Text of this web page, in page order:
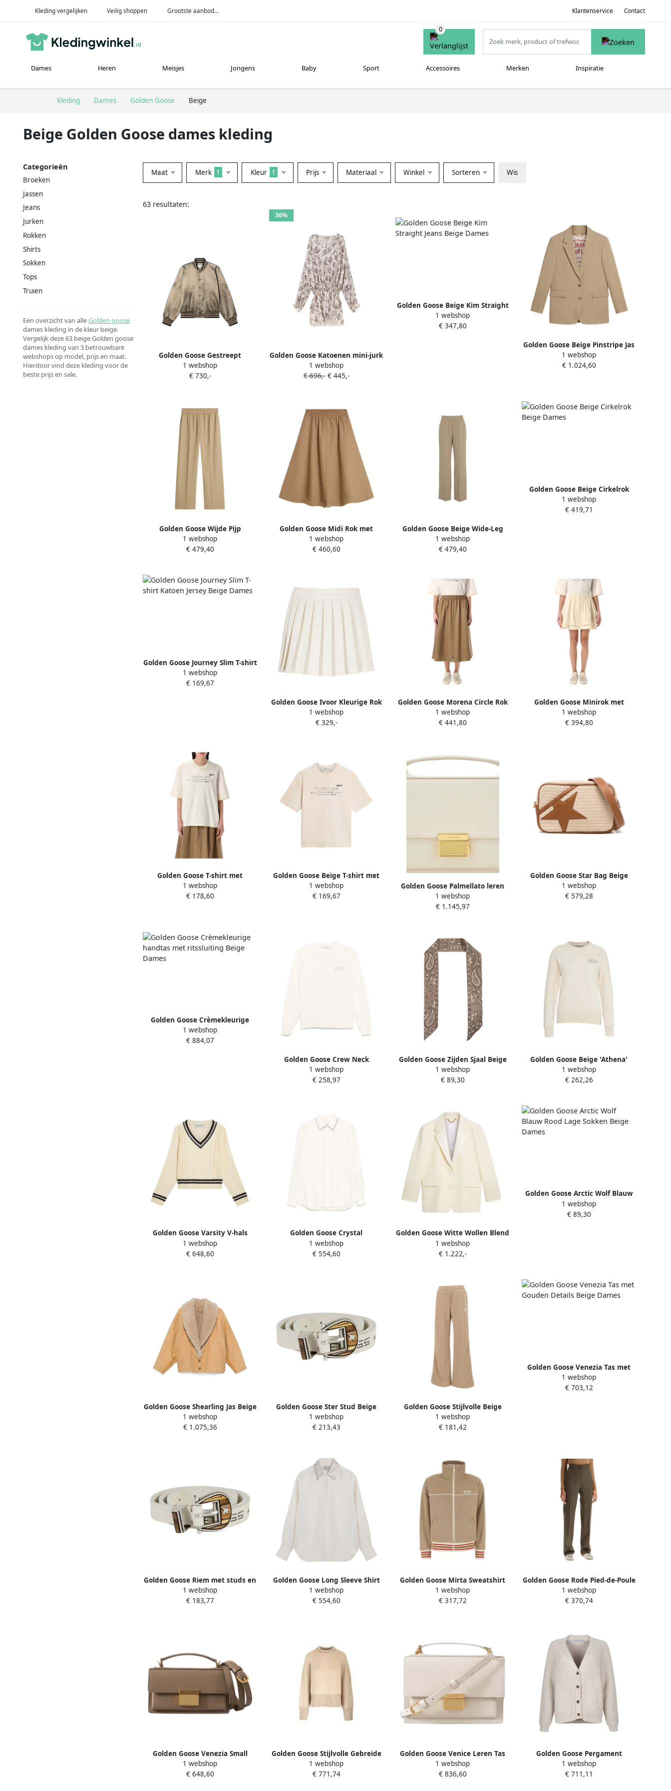
Kleding vergelijken Veilig shoppen Grootste aanbod... Klantenservice Contact
Dames Heren Meisjes Jongens Baby Sport Accessoires Merken Inspiratie
Kleding Dames Golden Goose Beige
Beige Golden Goose dames kleding
Categorieën
Broeken
Jassen
Jeans
Jurken
Rokken
Shirts
Sokken
Tops
Truien
Een overzicht van alleGolden goose
dames kleding in de kleur beige.
Vergelijk deze 63 beige Golden goose
dames kleding van 3 betrouwbare
webshops op model, prijs en maat.
Hierdoor vind deze kleding voor de
beste prijs en sale.
Maat Merk 1 Kleur 1 Prijs Materiaal Winkel Sorteren Wis
63 resultaten:
Golden Goose Gestreept
bomberjack met lange mouwen
Beige
1 webshop
€ 730,-
36%
Golden Goose Katoenen mini-jurk
met bloemenprint Beige
1 webshop
€ 696,-€ 445,-
Golden Goose Beige Kim Straight
Jeans Beige Dames
1 webshop
€ 347,80
Golden Goose Beige Pinstripe Jas
Vrouw Viscose Mix Beige Dames
1 webshop
€ 1.024,60
Golden Goose Wijde Pijp
Elastische Taille Broek Beige
Dames
1 webshop
€ 479,40
Golden Goose Midi Rok met
Sterdetail Beige Dames
1 webshop
€ 460,60
Golden Goose Beige Wide-Leg
Pinstripe Broek Beige Dames
1 webshop
€ 479,40
Golden Goose Beige Cirkelrok
Beige Dames
1 webshop
€ 419,71
Golden Goose Journey Slim T-shirt
Katoen Jersey Beige Dames
1 webshop
€ 169,67
Golden Goose Ivoor Kleurige Rok
met Katoenen Band Beige Dames
1 webshop
€ 329,-
Golden Goose Morena Circle Rok
Beige Dames
1 webshop
€ 441,80
Golden Goose Minirok met
Knopen Beige Dames
1 webshop
€ 394,80
Golden Goose T-shirt met
handgeschreven print Beige
Dames
1 webshop
€ 178,60
Golden Goose Beige T-shirt met
ribkraag en logoprints Beige
1 webshop
€ 169,67
Golden Goose Palmellato leren
tas met gouden details Beige
Dames
1 webshop
€ 1.145,97
Golden Goose Star Bag Beige
Dames
1 webshop
€ 579,28
Golden Goose Crèmekleurige
handtas met ritssluiting Beige
Dames
1 webshop
€ 884,07
Golden Goose Crew Neck
Sweatshirt met letterprint Beige
Dames
1 webshop
€ 258,97
Golden Goose Zijden Sjaal Beige
Dames
1 webshop
€ 89,30
Golden Goose Beige 'Athena'
Sweatshirt Distressed Design
Beige Dames
1 webshop
€ 262,26
Golden Goose Varsity V-hals
Cropped Top Jumper White
Dames
1 webshop
€ 648,60
Golden Goose Crystal
Embellished Vertical Stripe Shirt
Beige Dames
1 webshop
€ 554,60
Golden Goose Witte Wollen Blend
Zijden Revers Jas Beige Dames
1 webshop
€ 1.222,-
Golden Goose Arctic Wolf Blauw
Rood Lage Sokken Beige Dames
1 webshop
€ 89,30
Golden Goose Shearling Jas Beige
Dames
1 webshop
€ 1.075,36
Golden Goose Ster Stud Beige
Leren Riem Beige Dames
1 webshop
€ 213,43
Golden Goose Stijlvolle Beige
Polyester Joggers Beige Dames
1 webshop
€ 181,42
Golden Goose Venezia Tas met
Gouden Details Beige Dames
1 webshop
€ 703,12
Golden Goose Riem met studs en
logo print van leer Beige Dames
1 webshop
€ 183,77
Golden Goose Long Sleeve Shirt
Beige Dames
1 webshop
€ 554,60
Golden Goose Mirta Sweatshirt
Beige Dames
1 webshop
€ 317,72
Golden Goose Rode Pied-de-Poule
Hoge Taille Broek Beige Dames
1 webshop
€ 370,74
Golden Goose Venezia Small
Leather Bag Beige Dames
1 webshop
€ 648,60
Golden Goose Stijlvolle Gebreide
Sneakers Beige Dames
1 webshop
€ 771,74
Golden Goose Venice Leren Tas
Beige Dames
1 webshop
€ 836,60
Golden Goose Pergament
Cardigan Sweater met Dubbele
Ster Beige Dames
1 webshop
€ 711,11